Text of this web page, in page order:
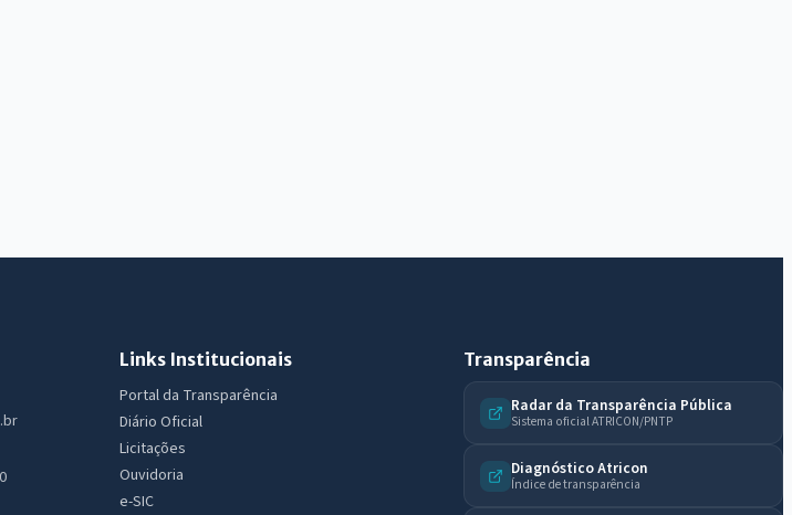
Links Institucionais
Portal da Transparência
Diário Oficial
Licitações
Ouvidoria
e-SIC
Transparência
Radar da Transparência Pública
Sistema oficial ATRICON/PNTP
Diagnóstico Atricon
Índice de transparência